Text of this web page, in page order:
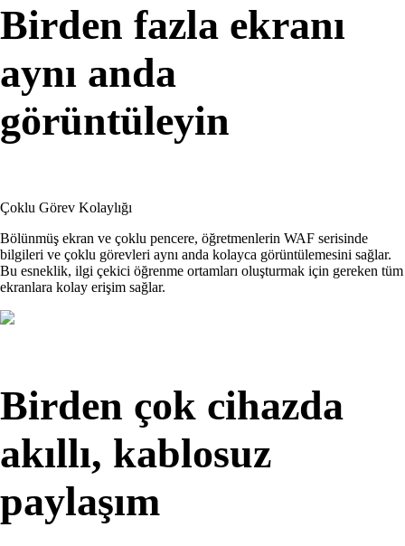
Birden fazla ekranı
aynı anda
görüntüleyin
Çoklu Görev Kolaylığı
Bölünmüş ekran ve çoklu pencere, öğretmenlerin WAF serisinde
bilgileri ve çoklu görevleri aynı anda kolayca görüntülemesini sağlar.
Bu esneklik, ilgi çekici öğrenme ortamları oluşturmak için gereken tüm
ekranlara kolay erişim sağlar.
Birden çok cihazda
akıllı, kablosuz
paylaşım